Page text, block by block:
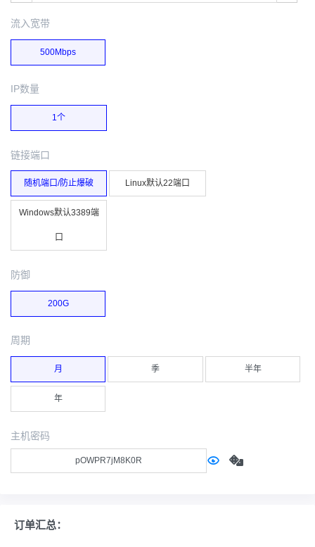
流入宽带
500Mbps
IP数量
1个
链接端口
随机端口/防止爆破 Linux默认22端口
Windows默认3389端
口
防御
200G
周期
月 季 半年
年
主机密码
订单汇总：